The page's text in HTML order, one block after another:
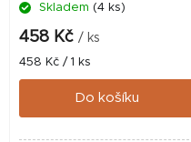
Skladem (4 ks)
458 Kč / ks
Měrná
cena:
458 Kč / 1 ks
Do košíku